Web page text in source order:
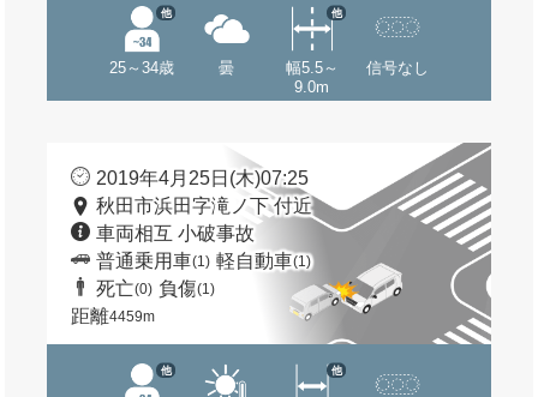
25～34歳
他
曇
幅5.5～
9.0m
他
信号なし
2019年4月25日(木)07:25
秋田市浜田字滝ノ下 付近
車両相互 小破事故
普通乗用車(1) 軽自動車(1)
死亡(0) 負傷(1)
距離4459m
他 他